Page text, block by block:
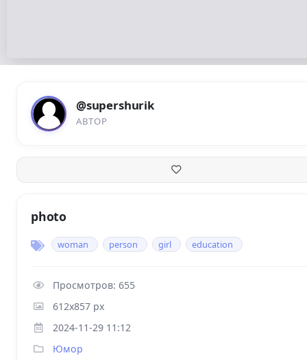
@supershurik
АВТОР
photo
woman person girl education
Просмотров: 655
612x857 px
2024-11-29 11:12
Юмор